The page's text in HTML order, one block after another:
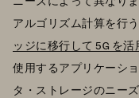
アルゴリズム計算を行う
ッジに移行して 5G を活
使用するアプリケーシ
タ・ストレージのニー